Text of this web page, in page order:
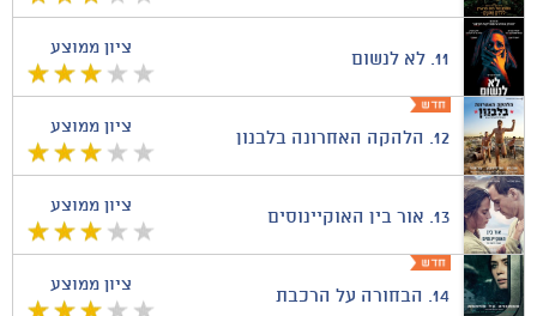
ציון ממוצע
11. לא לנשום
ציון ממוצע
12. הלהקה האחרונה בלבנון
ציון ממוצע
13. אור בין האוקיינוסים
ציון ממוצע
14. הבחורה על הרכבת